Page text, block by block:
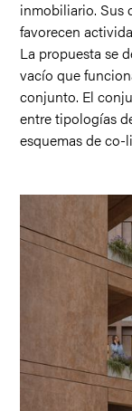
inmobiliario. Sus
favorecen
La propuesta se
vacío que
conjunto. El
entre tipologías
esquemas de co-